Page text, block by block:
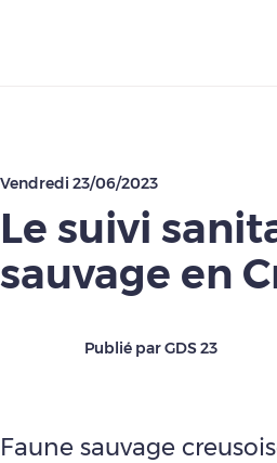
Vendredi 23/06/2023
Le suivi
sauvage en
Publié par GDS 23
Faune sauvage